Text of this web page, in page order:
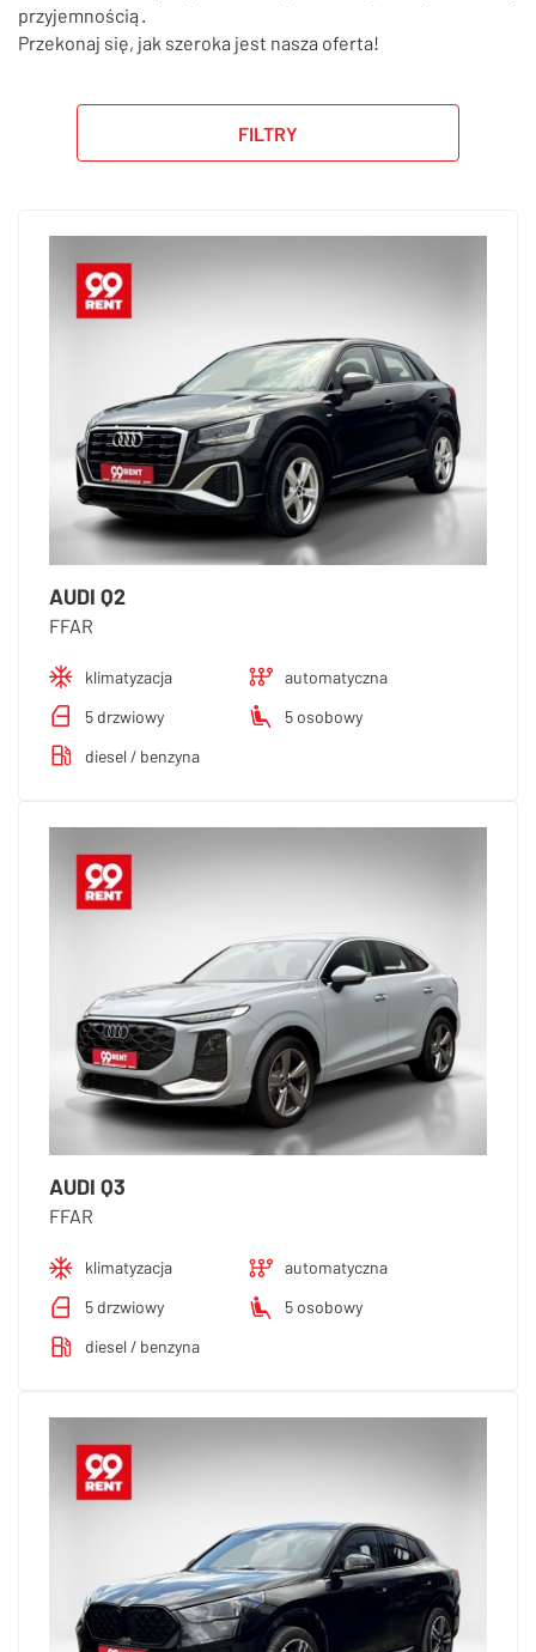
przyjemnością.
Przekonaj się, jak szeroka jest nasza oferta!
FILTRY
AUDI Q2
FFAR
klimatyzacja
automatyczna
5 drzwiowy
5 osobowy
diesel / benzyna
AUDI Q3
FFAR
klimatyzacja
automatyczna
5 drzwiowy
5 osobowy
diesel / benzyna